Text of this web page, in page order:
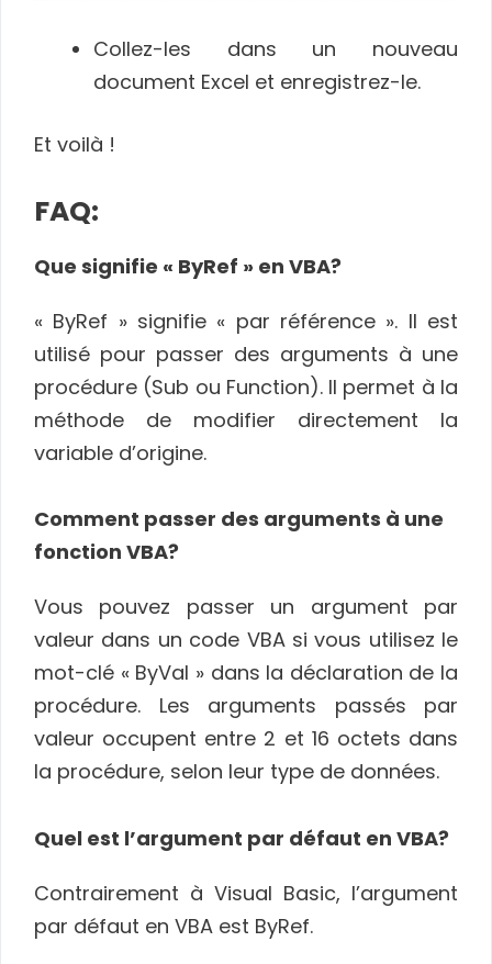
Collez-les dans un nouveau
document Excel et enregistrez-le.
Et voilà !
FAQ:
Que signifie « ByRef » en VBA?
« ByRef » signifie « par référence ». Il est
utilisé pour passer des arguments à une
procédure (Sub ou Function). Il permet à la
méthode de modifier directement la
variable d’origine.
Comment passer des arguments à une
fonction VBA?
Vous pouvez passer un argument par
valeur dans un code VBA si vous utilisez le
mot-clé « ByVal » dans la déclaration de la
procédure. Les arguments passés par
valeur occupent entre 2 et 16 octets dans
la procédure, selon leur type de données.
Quel est l’argument par défaut en VBA?
Contrairement à Visual Basic, l’argument
par défaut en VBA est ByRef.